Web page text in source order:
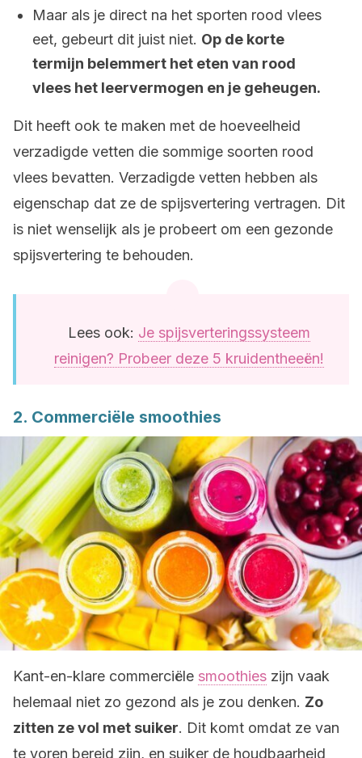
Maar als je direct na het sporten rood vlees
eet, gebeurt dit juist niet. Op de korte
termijn belemmert het eten van rood
vlees het leervermogen en je geheugen.
Dit heeft ook te maken met de hoeveelheid
verzadigde vetten die sommige soorten rood
vlees bevatten. Verzadigde vetten hebben als
eigenschap dat ze de spijsvertering vertragen. Dit
is niet wenselijk als je probeert om een gezonde
spijsvertering te behouden.
Lees ook: Je spijsverteringssysteem
reinigen? Probeer deze 5 kruidentheeën!
2. Commerciële smoothies
Kant-en-klare commerciële smoothies zijn vaak
helemaal niet zo gezond als je zou denken. Zo
zitten ze vol met suiker. Dit komt omdat ze van
te voren bereid zijn, en suiker de houdbaarheid